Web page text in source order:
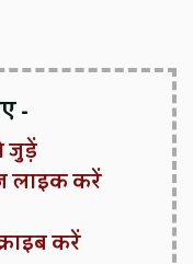
-
जुड़ें
लाइक करें
करें